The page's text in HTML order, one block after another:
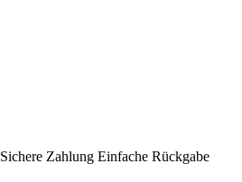
Sichere Zahlung Einfache Rückgabe